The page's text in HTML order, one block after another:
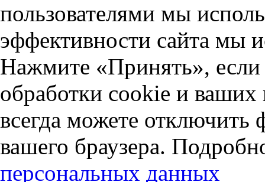
пользователями мы
эффективности сайта мы
Нажмите «Принять», если
обработки cookie и
всегда можете отключить
вашего браузера.
персональных данных